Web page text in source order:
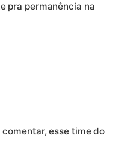
pra permanência na
esse time do